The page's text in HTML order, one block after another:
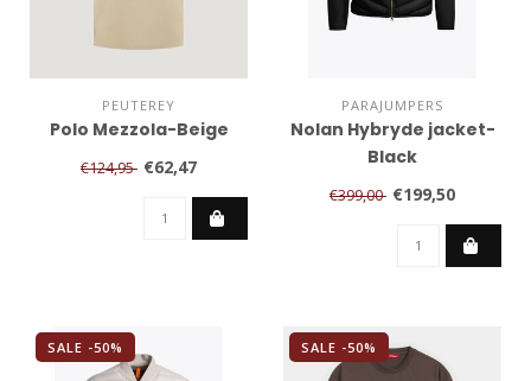
PEUTEREY
Polo Mezzola-Beige
€124,95 €62,47
PARAJUMPERS
Nolan Hybryde jacket-
Black
€399,00 €199,50
SALE -50% SALE -50%